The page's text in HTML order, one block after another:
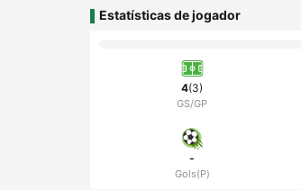
Estatísticas de jogador
4(3)
GS/GP
-
Gols(P)